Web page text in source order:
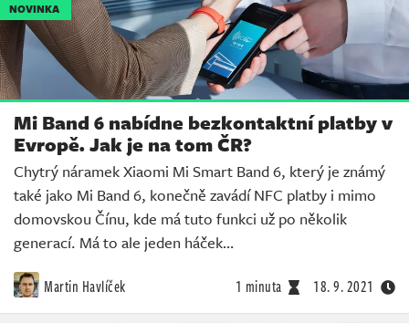
NOVINKA
Mi Band 6 nabídne bezkontaktní platby v
Evropě. Jak je na tom ČR?
Chytrý náramek Xiaomi Mi Smart Band 6, který je známý
také jako Mi Band 6, konečně zavádí NFC platby i mimo
domovskou Čínu, kde má tuto funkci už po několik
generací. Má to ale jeden háček…
Martin Havlíček 1 minuta 18. 9. 2021